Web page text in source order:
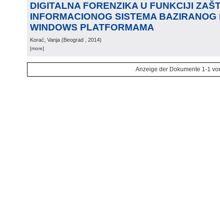
DIGITALNA FORENZIKA U FUNKCIJI
INFORMACIONOG SISTEMA BAZIRANOG
WINDOWS PLATFORMAMA
Korać, Vanja (Beograd , 2014)
[more]
Anzeige der Dokumente 1-1